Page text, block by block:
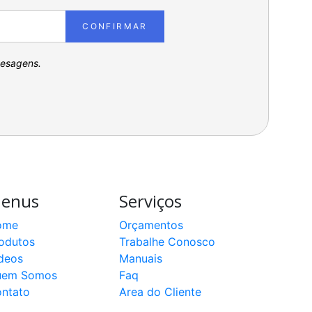
CONFIRMAR
Somos
Serviços
Orçamentos
Trabalhe Conosco
Manuais
Faq
Area do Cliente